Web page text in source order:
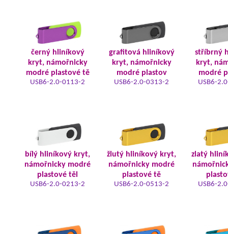
černý hliníkový
kryt, námořnicky
modré plastové tě
USB6-2.0-0113-2
grafitová hliníkový
kryt, námořnicky
modré plastov
USB6-2.0-0313-2
stříbrný
kryt,
modré
USB6-
bílý hliníkový kryt,
námořnicky modré
plastové těl
USB6-2.0-0213-2
žlutý hliníkový kryt,
námořnicky modré
plastové tě
USB6-2.0-0513-2
zlatý
USB6-